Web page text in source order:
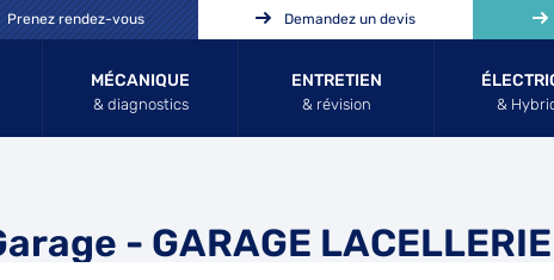
MÉCANIQUE
& diagnostics
ENTRETIEN
& révision &
Prenez rendez-vous Demandez un devis
- GARAGE LACELLERIE